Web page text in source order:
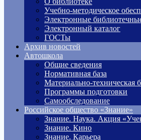
Учебно-методическое
Электронные
Электронный каталог
ГОСТы
Архив новостей
Автошкола
Общие сведения
Нормативная база
Материально-техническая
Программы подготовки
Самообследование
Российское общество «Знание»
Знание. Наука. Акция
Знание. Кино
Знание. Карьера